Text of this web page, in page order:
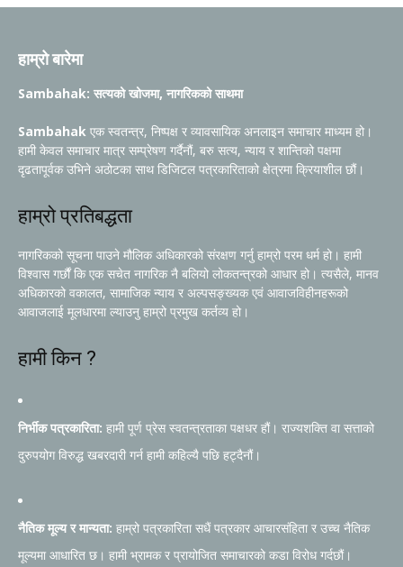
हाम्रो बारेमा
Sambahak: सत्यको खोजमा, नागरिकको साथमा
Sambahak एक स्वतन्त्र, निष्पक्ष र व्यावसायिक अनलाइन समाचार माध्यम हो।
हामी केवल समाचार मात्र सम्प्रेषण गर्दैनौं, बरु सत्य, न्याय र शान्तिको पक्षमा
दृढतापूर्वक उभिने अठोटका साथ डिजिटल पत्रकारिताको क्षेत्रमा क्रियाशील छौं।
हाम्रो प्रतिबद्धता
नागरिकको सूचना पाउने मौलिक अधिकारको संरक्षण गर्नु हाम्रो परम धर्म हो। हामी
विश्वास गर्छौं कि एक सचेत नागरिक नै बलियो लोकतन्त्रको आधार हो। त्यसैले, मानव
अधिकारको वकालत, सामाजिक न्याय र अल्पसङ्ख्यक एवं आवाजविहीनहरूको
आवाजलाई मूलधारमा ल्याउनु हाम्रो प्रमुख कर्तव्य हो।
हामी किन ?
निर्भीक पत्रकारिता: हामी पूर्ण प्रेस स्वतन्त्रताका पक्षधर हौं। राज्यशक्ति वा सत्ताको
दुरुपयोग विरुद्ध खबरदारी गर्न हामी कहिल्यै पछि हट्दैनौं।
नैतिक मूल्य र मान्यता: हाम्रो पत्रकारिता सधैं पत्रकार आचारसंहिता र उच्च नैतिक
मूल्यमा आधारित छ। हामी भ्रामक र प्रायोजित समाचारको कडा विरोध गर्दछौं।